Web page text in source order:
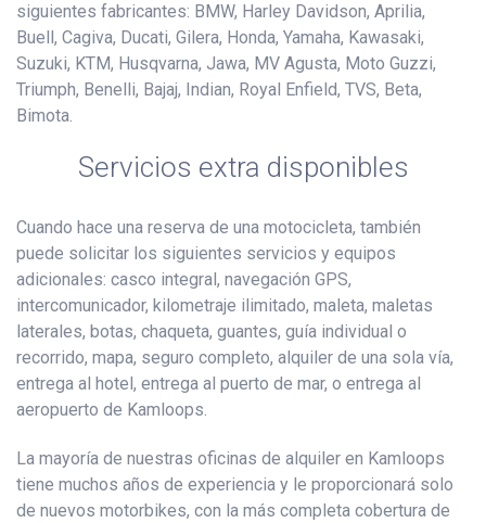
siguientes fabricantes: BMW, Harley Davidson, Aprilia,
Buell, Cagiva, Ducati, Gilera, Honda, Yamaha, Kawasaki,
Suzuki, KTM, Husqvarna, Jawa, MV Agusta, Moto Guzzi,
Triumph, Benelli, Bajaj, Indian, Royal Enfield, TVS, Beta,
Bimota.
Servicios extra disponibles
Cuando hace una reserva de una motocicleta, también
puede solicitar los siguientes servicios y equipos
adicionales: casco integral, navegación GPS,
intercomunicador, kilometraje ilimitado, maleta, maletas
laterales, botas, chaqueta, guantes, guía individual o
recorrido, mapa, seguro completo, alquiler de una sola vía,
entrega al hotel, entrega al puerto de mar, o entrega al
aeropuerto de Kamloops.
La mayoría de nuestras oficinas de alquiler en Kamloops
tiene muchos años de experiencia y le proporcionará solo
de nuevos motorbikes, con la más completa cobertura de